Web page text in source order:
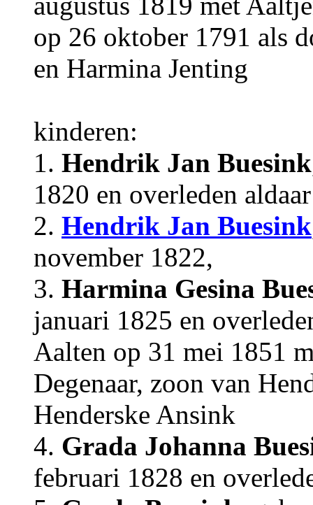
op 26 oktober 1791 als
en Harmina Jenting
kinderen:
1. Hendrik Jan Buesink
1820 en overleden
2. Hendrik Jan Buesink
november 1822,
3. Harmina Gesina
januari 1825 en
Aalten op 31 mei 1851
Degenaar, zoon van
Henderske Ansink
4. Grada Johanna
februari 1828 en